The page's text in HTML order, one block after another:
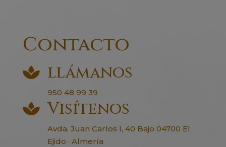
Contacto
 llámanos
950 48 99 39
 Visítenos
Avda. Juan Carlos I, 40 Bajo 04700 El
Ejido · Almería